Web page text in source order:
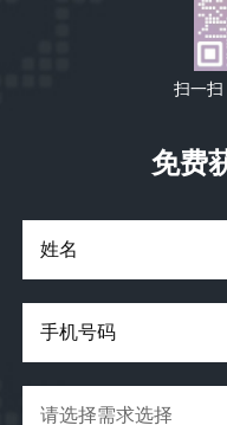
扫一扫
免费